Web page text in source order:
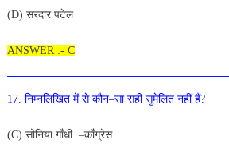
(D) सरदार पटेल
ANSWER :- C
17. निम्नलिखित में से कौन–सा सही सुमेलित नहीं हैं?
(C) सोनिया गाँधी –काँग्रेस